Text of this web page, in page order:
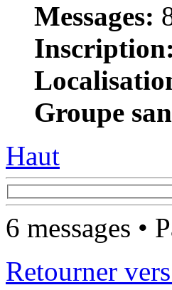
Messages:
Inscription:
Groupe
Haut
6 messages •
Retourner